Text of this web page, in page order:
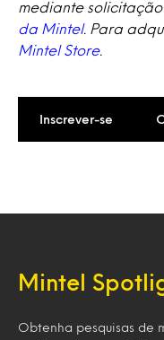
mediante solicitação
da Mintel. Para
Mintel Store.
Inscrever-se
Mintel
Obtenha pesquisas de